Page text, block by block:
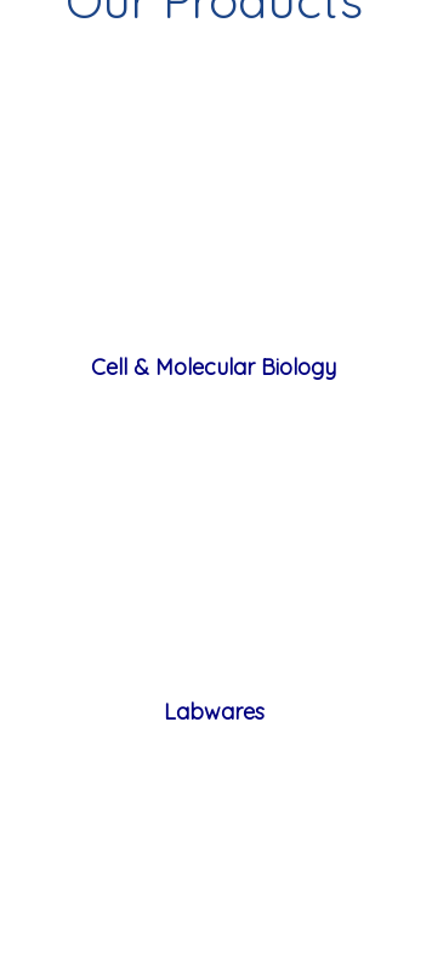
Cell & Molecular Biology
Labwares